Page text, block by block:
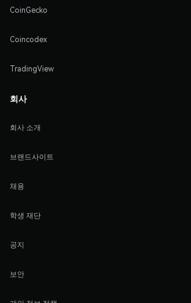
CoinGecko
Coincodex
TradingView
회사
회사 소개
브랜드사이트
채용
학생 재단
공지
보안